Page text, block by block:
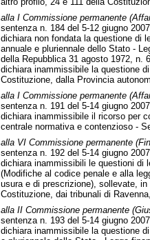
alla I Commissione permanente
sentenza n. 184 del 5-12 giugno
dichiara non fondata la questione di
annuale e pluriennale dello Stato -
della Repubblica 31 agosto 1972, n.
dichiara inammissibile la questione
Costituzione, dalla Provincia
alla I Commissione permanente
sentenza n. 191 del 5-14 giugno
dichiara inammissibile il ricorso per
centrale normativa e contenzioso -
alla VI Commissione permanente
sentenza n. 192 del 5-14 giugno
dichiara inammissibili le questioni di
(Modifiche al codice penale e alla
usura e di prescrizione), sollevate,
Costituzione, dai tribunali di
alla II Commissione permanente
sentenza n. 193 del 5-14 giugno
dichiara inammissibile la questione